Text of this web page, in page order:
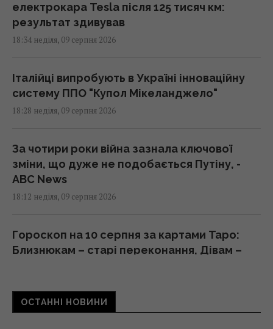
електрокара Tesla після 125 тисяч км:
результат здивував
18:34 неділя, 09 серпня 2026
Італійці випробують в Україні інноваційну
систему ППО "Купол Мікеланджело"
18:28 неділя, 09 серпня 2026
За чотири роки війна зазнала ключової
зміни, що дуже не подобається Путіну, -
ABC News
18:12 неділя, 09 серпня 2026
Гороскоп на 10 серпня за картами Таро:
Близнюкам – старі переконання, Дівам –
ОСТАННІ НОВИНИ